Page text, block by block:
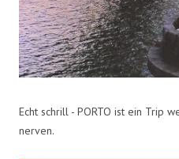
Echt schrill - PORTO ist ein Trip
nerven.